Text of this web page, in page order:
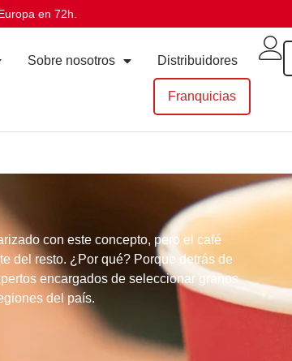
en 72h.
Sobre nosotros Distribuidores
Franquicias
con este concepto, pero el café
del resto. ¿Por qué? Porque detrás de
encargados de seleccionar granos
del país.